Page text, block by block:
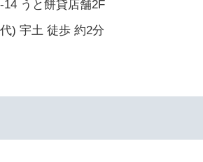
うと餅貸店舗2F
) 宇土 徒歩 約2分